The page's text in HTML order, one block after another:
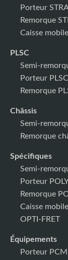
Porteur
Remorque
Caisse
PLSC
Semi-
Porteur PLSC
Remorque
Châssis
Semi-
Remorque
Spécifiques
Semi-
Porteur
Remorque
Caisse
OPTI-FRET
Équipements
Porteur PCM